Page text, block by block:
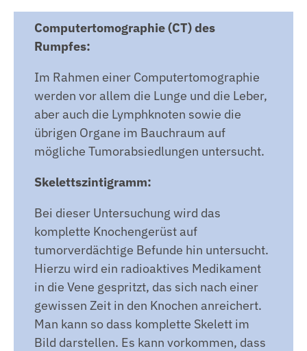
Computertomographie (CT) des
Rumpfes:
Im Rahmen einer Computertomographie
werden vor allem die Lunge und die Leber,
aber auch die Lymphknoten sowie die
übrigen Organe im Bauchraum auf
mögliche Tumorabsiedlungen untersucht.
Skelettszintigramm:
Bei dieser Untersuchung wird das
komplette Knochengerüst auf
tumorverdächtige Befunde hin untersucht.
Hierzu wird ein radioaktives Medikament
in die Vene gespritzt, das sich nach einer
gewissen Zeit in den Knochen anreichert.
Man kann so dass komplette Skelett im
Bild darstellen. Es kann vorkommen, dass